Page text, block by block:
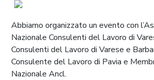
Abbiamo organizzato un evento con
Nazionale Consulenti del Lavoro di
Consulenti del Lavoro di Varese e
Consulente del Lavoro di Pavia e
Nazionale Ancl.